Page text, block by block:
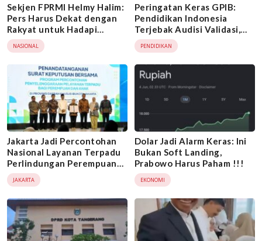
Sekjen FPRMI Helmy Halim:
Pers Harus Dekat dengan
Rakyat untuk Hadapi
Maraknya Hoaks
NASIONAL
Peringatan Keras GPIB:
Pendidikan Indonesia
Terjebak Audisi Validasi,
Moral dan Ilmu Justru
Tertinggal
PENDIDIKAN
Jakarta Jadi Percontohan
Nasional Layanan Terpadu
Perlindungan Perempuan
dan Anak
JAKARTA
Dolar Jadi Alarm Keras: Ini
Bukan Soft Landing,
Prabowo Harus Paham !!!
EKONOMI